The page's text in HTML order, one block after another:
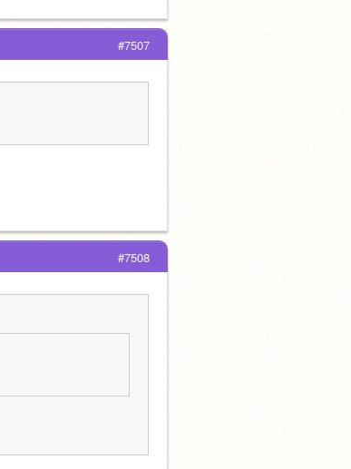
#7507
#7508